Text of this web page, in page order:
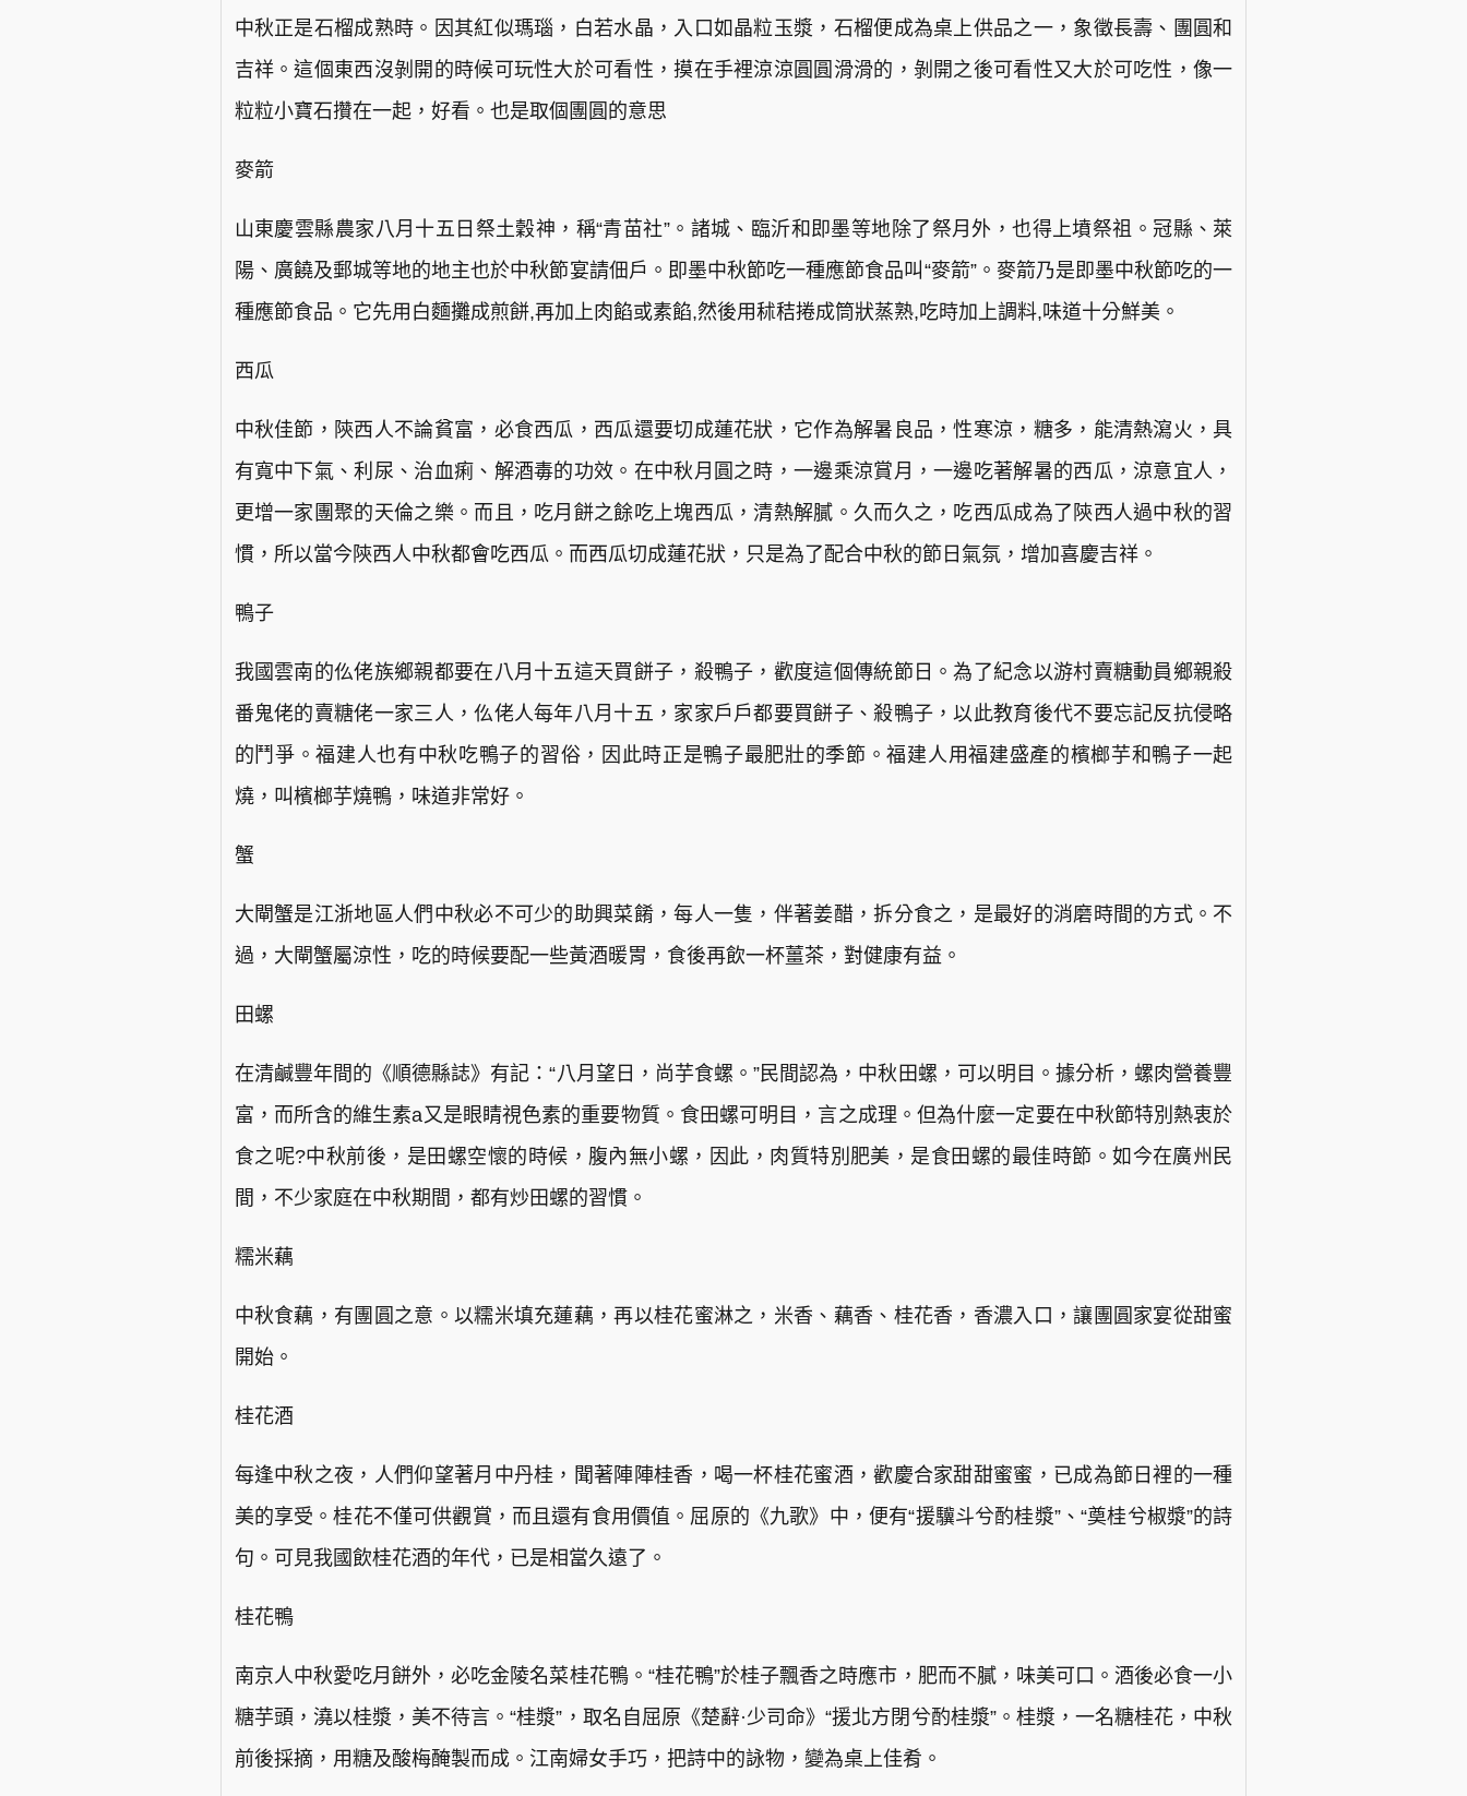
中秋正是石榴成熟時。因其紅似瑪瑙，白若水晶，入口如晶粒玉漿，石榴便成為桌上供品之一，象徵長壽、團圓和
吉祥。這個東西沒剝開的時候可玩性大於可看性，摸在手裡涼涼圓圓滑滑的，剝開之後可看性又大於可吃性，像一
粒粒小寶石攢在一起，好看。也是取個團圓的意思
麥箭
山東慶雲縣農家八月十五日祭土穀神，稱“青苗社”。諸城、臨沂和即墨等地除了祭月外，也得上墳祭祖。冠縣、萊
陽、廣饒及郵城等地的地主也於中秋節宴請佃戶。即墨中秋節吃一種應節食品叫“麥箭”。麥箭乃是即墨中秋節吃的一
種應節食品。它先用白麵攤成煎餅,再加上肉餡或素餡,然後用秫秸捲成筒狀蒸熟,吃時加上調料,味道十分鮮美。
西瓜
中秋佳節，陝西人不論貧富，必食西瓜，西瓜還要切成蓮花狀，它作為解暑良品，性寒涼，糖多，能清熱瀉火，具
有寬中下氣、利尿、治血痢、解酒毒的功效。在中秋月圓之時，一邊乘涼賞月，一邊吃著解暑的西瓜，涼意宜人，
更增一家團聚的天倫之樂。而且，吃月餅之餘吃上塊西瓜，清熱解膩。久而久之，吃西瓜成為了陝西人過中秋的習
慣，所以當今陝西人中秋都會吃西瓜。而西瓜切成蓮花狀，只是為了配合中秋的節日氣氛，增加喜慶吉祥。
鴨子
我國雲南的仫佬族鄉親都要在八月十五這天買餅子，殺鴨子，歡度這個傳統節日。為了紀念以游村賣糖動員鄉親殺
番鬼佬的賣糖佬一家三人，仫佬人每年八月十五，家家戶戶都要買餅子、殺鴨子，以此教育後代不要忘記反抗侵略
的鬥爭。福建人也有中秋吃鴨子的習俗，因此時正是鴨子最肥壯的季節。福建人用福建盛產的檳榔芋和鴨子一起
燒，叫檳榔芋燒鴨，味道非常好。
蟹
大閘蟹是江浙地區人們中秋必不可少的助興菜餚，每人一隻，伴著姜醋，拆分食之，是最好的消磨時間的方式。不
過，大閘蟹屬涼性，吃的時候要配一些黃酒暖胃，食後再飲一杯薑茶，對健康有益。
田螺
在清鹹豐年間的《順德縣誌》有記：“八月望日，尚芋食螺。”民間認為，中秋田螺，可以明目。據分析，螺肉營養豐
富，而所含的維生素a又是眼睛視色素的重要物質。食田螺可明目，言之成理。但為什麼一定要在中秋節特別熱衷於
食之呢?中秋前後，是田螺空懷的時候，腹內無小螺，因此，肉質特別肥美，是食田螺的最佳時節。如今在廣州民
間，不少家庭在中秋期間，都有炒田螺的習慣。
糯米藕
中秋食藕，有團圓之意。以糯米填充蓮藕，再以桂花蜜淋之，米香、藕香、桂花香，香濃入口，讓團圓家宴從甜蜜
開始。
桂花酒
每逢中秋之夜，人們仰望著月中丹桂，聞著陣陣桂香，喝一杯桂花蜜酒，歡慶合家甜甜蜜蜜，已成為節日裡的一種
美的享受。桂花不僅可供觀賞，而且還有食用價值。屈原的《九歌》中，便有“援驥斗兮酌桂漿”、“奠桂兮椒漿”的詩
句。可見我國飲桂花酒的年代，已是相當久遠了。
桂花鴨
南京人中秋愛吃月餅外，必吃金陵名菜桂花鴨。“桂花鴨”於桂子飄香之時應市，肥而不膩，味美可口。酒後必食一小
糖芋頭，澆以桂漿，美不待言。“桂漿”，取名自屈原《楚辭·少司命》“援北方閉兮酌桂漿”。桂漿，一名糖桂花，中秋
前後採摘，用糖及酸梅醃製而成。江南婦女手巧，把詩中的詠物，變為桌上佳肴。